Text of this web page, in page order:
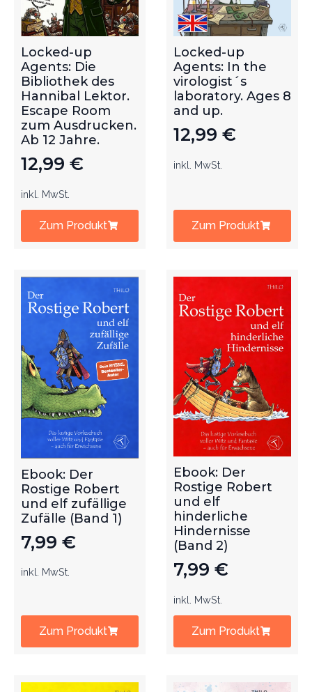
Locked-up
Agents: Die
Bibliothek des
Hannibal Lektor.
Escape Room
zum Ausdrucken.
Ab 12 Jahre.
12,99 €
inkl. MwSt.
Zum Produkt
Locked-up
Agents: In the
virologist´s
laboratory. Ages 8
and up.
12,99 €
inkl. MwSt.
Zum Produkt
Ebook: Der
Rostige Robert
und elf zufällige
Zufälle (Band 1)
7,99 €
inkl. MwSt.
Zum Produkt
Ebook: Der
Rostige Robert
und elf
hinderliche
Hindernisse
(Band 2)
7,99 €
inkl. MwSt.
Zum Produkt